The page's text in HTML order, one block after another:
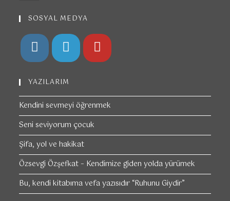
SOSYAL MEDYA
YAZILARIM
Kendini sevmeyi öğrenmek
Seni seviyorum çocuk
Şifa, yol ve hakikat
Özsevgi Özşefkat – Kendimize giden yolda yürümek
Bu, kendi kitabıma vefa yazısıdır “Ruhunu Giydir”